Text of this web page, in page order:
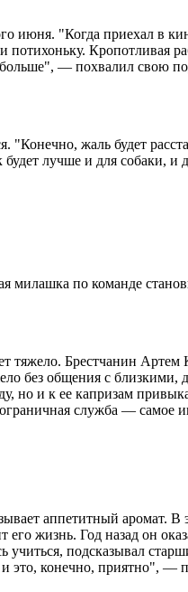
июня. "Когда приехал в
Кропотливая
— похвалил свою
"Конечно, жаль будет
лучше и для собаки,
по команде
Брестчанин Артем
общения с близкими,
и к ее капризам
служба — самое
аппетитный аромат. В
жизнь. Год назад он
подсказывал
это, конечно, приятно", —